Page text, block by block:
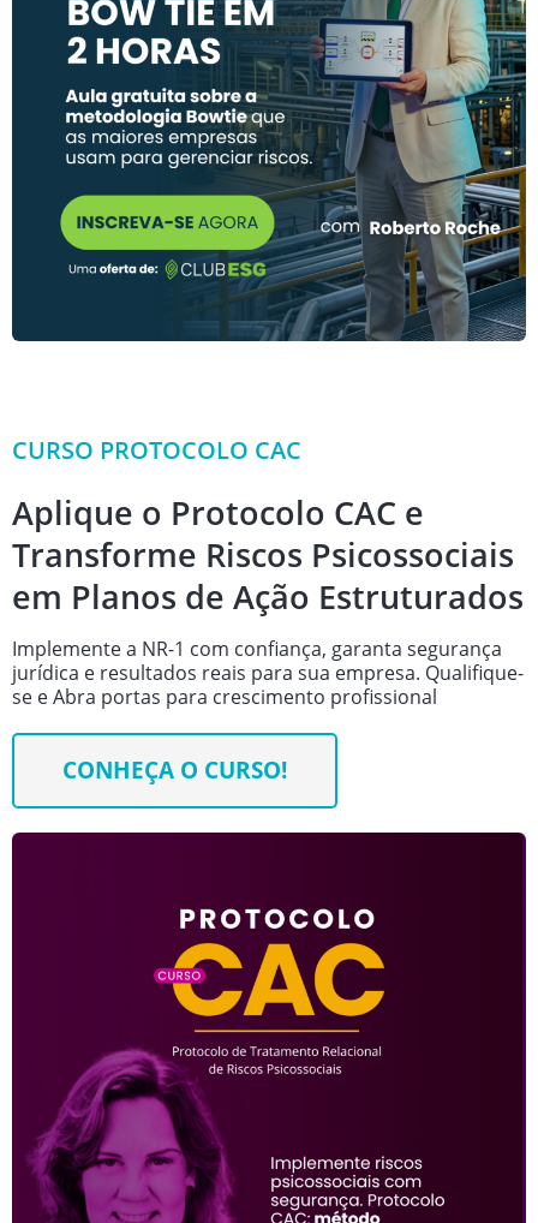
CURSO PROTOCOLO CAC
Aplique o Protocolo CAC e
Transforme Riscos Psicossociais
em Planos de Ação Estruturados
Implemente a NR-1 com confiança, garanta segurança
jurídica e resultados reais para sua empresa. Qualifique-
se e Abra portas para crescimento profissional
CONHEÇA O CURSO!